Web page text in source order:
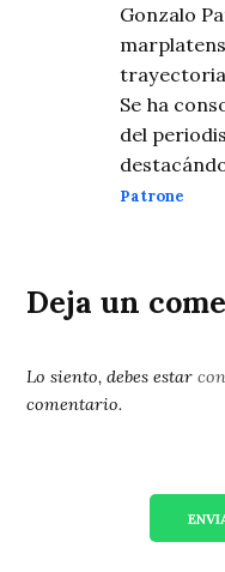
Gonzalo
trayectoria
Se ha
del
Patrone
Deja un
Lo siento, debes estar
comentario.